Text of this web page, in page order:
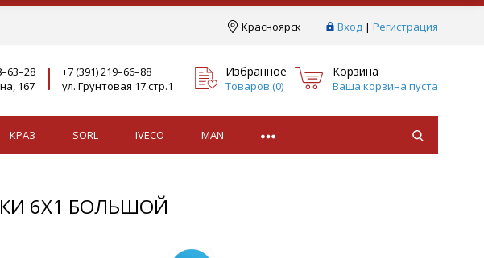
Краcноярск Вход | Регистрация
167
+7 (391) 219–66–88
ул. Грунтовая 17 стр.1
Избранное
Товаров (0)
Корзина
Ваша корзина пуста
КРАЗ SORL IVECO MAN
6Х1 БОЛЬШОЙ